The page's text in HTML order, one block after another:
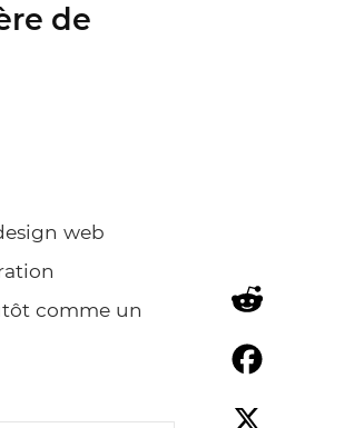
de
web
comme un